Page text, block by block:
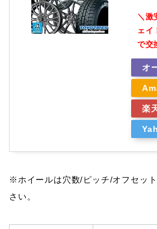
＼激
ェイ
で交
オ
楽
※ホイールは穴数/ピッチ/オフセッ
さい。